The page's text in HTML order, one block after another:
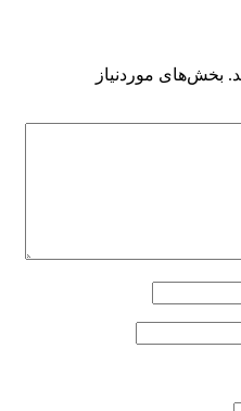
بخش‌های موردنیاز